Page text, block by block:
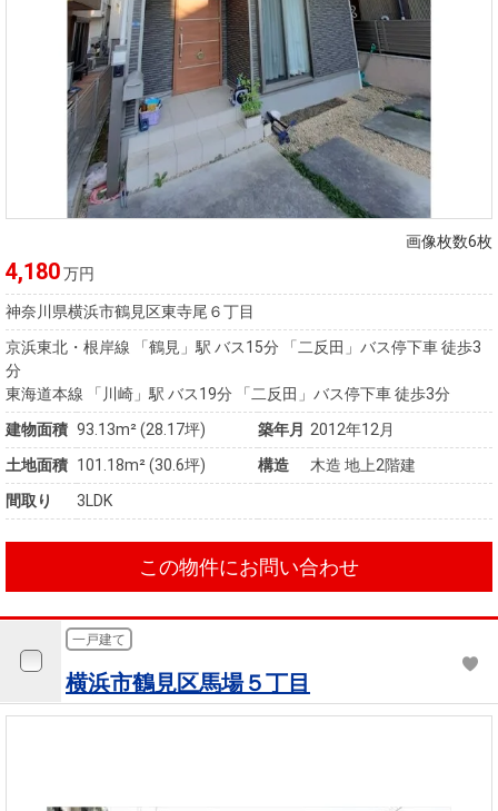
画像枚数6枚
4,180万円
神奈川県横浜市鶴見区東寺尾６丁目
京浜東北・根岸線 「鶴見」駅 バス15分 「二反田」バス停下車 徒歩3
分
東海道本線 「川崎」駅 バス19分 「二反田」バス停下車 徒歩3分
建物面積 93.13m² (28.17坪) 築年月 2012年12月
土地面積 101.18m² (30.6坪) 構造
木造 地上2階建
間取り
3LDK
この物件にお問い合わせ
一戸建て
横浜市鶴見区馬場５丁目